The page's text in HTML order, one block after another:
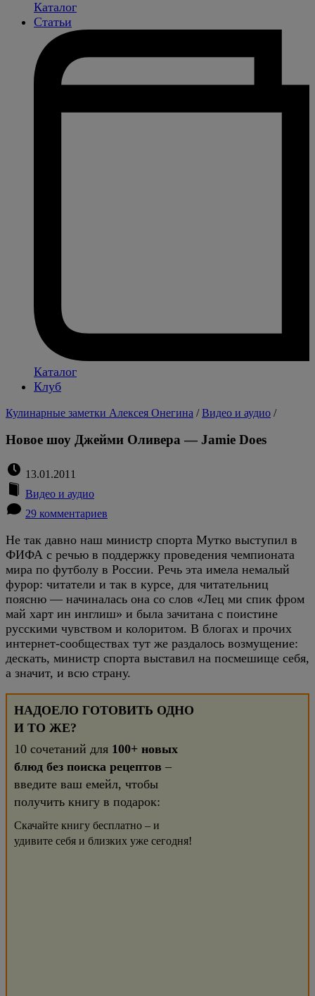
Каталог
Статьи
Каталог
Клуб
Кулинарные заметки Алексея Онегина /Видео и аудио /
Новое шоу Джейми Оливера — Jamie Does
13.01.2011
Видео и аудио
29 комментариев
Не так давно наш министр спорта Мутко выступил в
ФИФА с речью в поддержку проведения чемпионата
мира по футболу в России. Речь эта имела немалый
фурор: читатели и так в курсе, для читательниц
поясню — начиналась она со слов «Лец ми спик фром
май харт ин инглиш» и была зачитана с поистине
русскими чувством и колоритом. В блогах и прочих
интернет-сообществах тут же раздалось возмущение:
дескать, министр спорта выставил на посмешище себя,
а значит, и всю страну.
НАДОЕЛО ГОТОВИТЬ ОДНО
И ТО ЖЕ?
10 сочетаний для 100+ новых
блюд без поиска рецептов –
введите ваш емейл, чтобы
получить книгу в подарок:
Скачайте книгу бесплатно – и
удивите себя и близких уже сегодня!